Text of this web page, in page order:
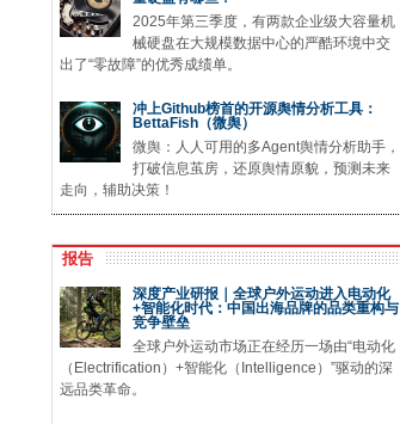
2025年第三季度，有两款企业级大容量机
械硬盘在大规模数据中心的严酷环境中交
出了“零故障”的优秀成绩单。
冲上Github榜首的开源舆情分析工具：
BettaFish（微舆）
微舆：人人可用的多Agent舆情分析助手，
打破信息茧房，还原舆情原貌，预测未来
走向，辅助决策！
报告
深度产业研报｜全球户外运动进入电动化
+智能化时代：中国出海品牌的品类重构与
竞争壁垒
全球户外运动市场正在经历一场由“电动化
（Electrification）+智能化（Intelligence）”驱动的深
远品类革命。